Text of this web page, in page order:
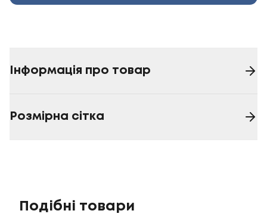
Інформація про товар
Розмірна сітка
Подібні товари